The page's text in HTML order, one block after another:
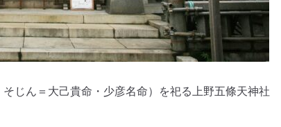
じん＝大己貴命・少彦名命）を祀る上野五條天神社